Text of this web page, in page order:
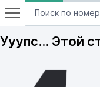
Ууупс… Этой